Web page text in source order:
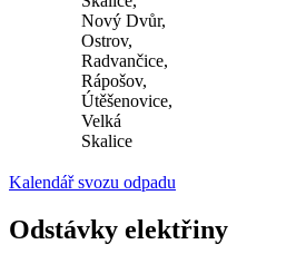
Nový Dvůr,
Ostrov,
Radvančice,
Rápošov,
Útěšenovice,
Velká
Skalice
Kalendář svozu odpadu
Odstávky elektřiny